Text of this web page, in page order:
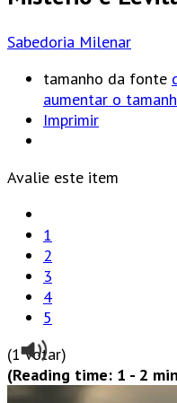
Sabedoria Milenar
tamanho da fonte
aumentar o
Imprimir
Avalie este item
1
2
3
4
5
(1 Votar)
(Reading time: 1 - 2